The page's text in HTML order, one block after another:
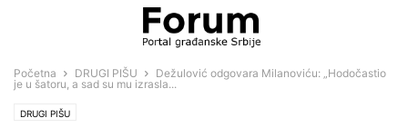
Početna DRUGI PIŠU
Dežulović odgovara Milanoviću: „Hodočastio
je u šatoru, a sad su mu izrasla...
DRUGI PIŠU